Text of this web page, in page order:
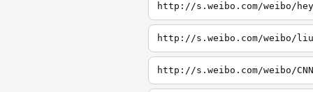
http://s.weibo.com/weibo/hey
http://s.weibo.com/weibo/liu
http://s.weibo.com/weibo/CNN